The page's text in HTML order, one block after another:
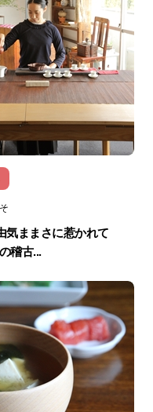
気ままさに惹かれて
稽古...